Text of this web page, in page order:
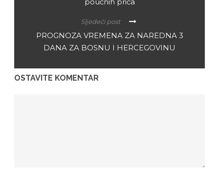
Sljedeći post
PROGNOZA VREMENA ZA NAREDNA 3
DANA ZA BOSNU I HERCEGOVINU
OSTAVITE KOMENTAR